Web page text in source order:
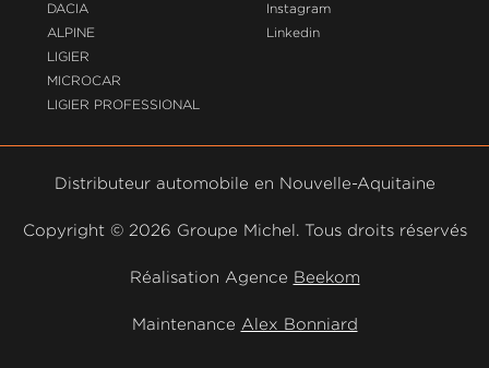
DACIA
ALPINE
LIGIER
MICROCAR
LIGIER PROFESSIONAL
Instagram
Linkedin
Distributeur automobile en Nouvelle-Aquitaine
Copyright © 2026 Groupe Michel. Tous droits réservés
Réalisation Agence Beekom
Maintenance Alex Bonniard